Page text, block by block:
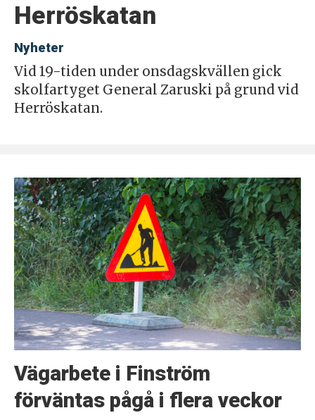
Herröskatan
Nyheter
Vid 19-tiden under onsdagskvällen gick
skolfartyget General Zaruski på grund vid
Herröskatan.
Vägarbete i Finström
förväntas pågå i flera veckor